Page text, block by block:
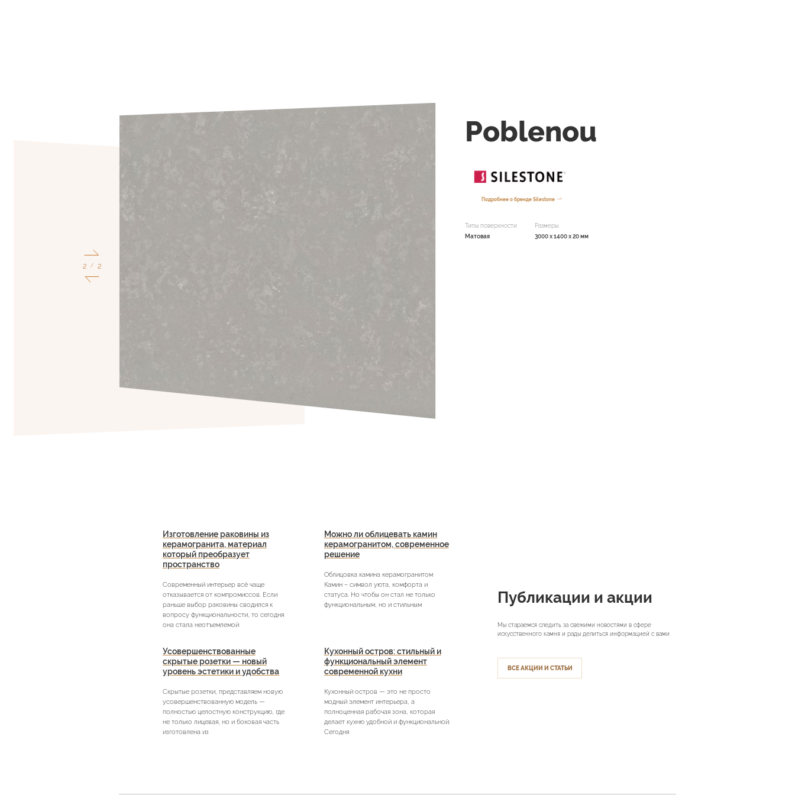
1 / 2
Poblenou
Подробнее о бренде Silestone
Типы поверхности
Матовая
Размеры
3000 x 1400 x 20 мм
Публикации и акции
Мы стараемся следить за свежими новостями в сфере
искусственного камня и рады делиться информацией с вами
ВСЕ АКЦИИ И СТАТЬИ
Изготовление раковины из
керамогранита, материал
который преобразует
пространство
Современный интерьер всё чаще
отказывается от компромиссов. Если
раньше выбор раковины сводился к
вопросу функциональности, то сегодня
она стала неотъемлемой
Можно ли облицевать камин
керамогранитом, современное
решение
Облицовка камина керамогранитом
Камин – символ уюта, комфорта и
статуса. Но чтобы он стал не только
функциональным, но и стильным
Усовершенствованные
скрытые розетки — новый
уровень эстетики и удобства
Скрытые розетки, представляем новую
усовершенствованную модель —
полностью целостную конструкцию, где
не только лицевая, но и боковая часть
изготовлена из
Кухонный остров: стильный и
функциональный элемент
современной кухни
Кухонный остров — это не просто
модный элемент интерьера, а
полноценная рабочая зона, которая
делает кухню удобной и функциональной.
Сегодня